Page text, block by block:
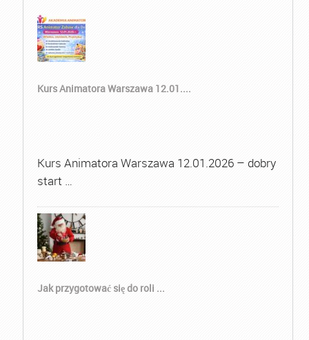
Kurs Animatora Warszawa 12.01....
Kurs Animatora Warszawa 12.01.2026 – dobry
start …
Jak przygotować się do roli ...